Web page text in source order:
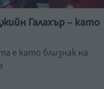
Галахър – като
е като близнак на